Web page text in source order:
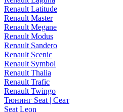
Renault Latitude
Renault Master
Renault Megane
Renault Modus
Renault Sandero
Renault Scenic
Renault Symbol
Renault Thalia
Renault Trafic
Renault Twingo
Тюнинг Seat | Сеат
Seat Leon